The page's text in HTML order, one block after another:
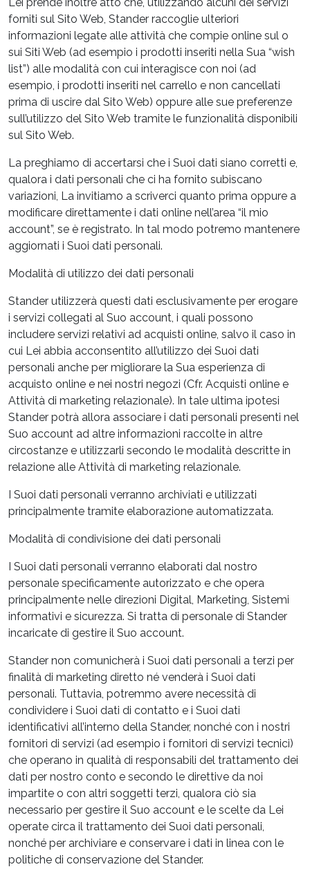
forniti sul Sito Web, Stander raccoglie ulteriori
informazioni legate alle attività che compie online sul o
sui Siti Web (ad esempio i prodotti inseriti nella Sua “wish
list”) alle modalità con cui interagisce con noi (ad
esempio, i prodotti inseriti nel carrello e non cancellati
prima di uscire dal Sito Web) oppure alle sue preferenze
sull’utilizzo del Sito Web tramite le funzionalità disponibili
sul Sito Web.
La preghiamo di accertarsi che i Suoi dati siano corretti e,
qualora i dati personali che ci ha fornito subiscano
variazioni, La invitiamo a scriverci quanto prima oppure a
modificare direttamente i dati online nell’area “il mio
account”, se è registrato. In tal modo potremo mantenere
aggiornati i Suoi dati personali.
Modalità di utilizzo dei dati personali
Stander utilizzerà questi dati esclusivamente per erogare
i servizi collegati al Suo account, i quali possono
includere servizi relativi ad acquisti online, salvo il caso in
cui Lei abbia acconsentito all’utilizzo dei Suoi dati
personali anche per migliorare la Sua esperienza di
acquisto online e nei nostri negozi (Cfr. Acquisti online e
Attività di marketing relazionale). In tale ultima ipotesi
Stander potrà allora associare i dati personali presenti nel
Suo account ad altre informazioni raccolte in altre
circostanze e utilizzarli secondo le modalità descritte in
relazione alle Attività di marketing relazionale.
I Suoi dati personali verranno archiviati e utilizzati
principalmente tramite elaborazione automatizzata.
Modalità di condivisione dei dati personali
I Suoi dati personali verranno elaborati dal nostro
personale specificamente autorizzato e che opera
principalmente nelle direzioni Digital, Marketing, Sistemi
informativi e sicurezza. Si tratta di personale di Stander
incaricate di gestire il Suo account.
Stander non comunicherà i Suoi dati personali a terzi per
finalità di marketing diretto né venderà i Suoi dati
personali. Tuttavia, potremmo avere necessità di
condividere i Suoi dati di contatto e i Suoi dati
identificativi all’interno della Stander, nonché con i nostri
fornitori di servizi (ad esempio i fornitori di servizi tecnici)
che operano in qualità di responsabili del trattamento dei
dati per nostro conto e secondo le direttive da noi
impartite o con altri soggetti terzi, qualora ciò sia
necessario per gestire il Suo account e le scelte da Lei
operate circa il trattamento dei Suoi dati personali,
nonché per archiviare e conservare i dati in linea con le
politiche di conservazione del Stander.